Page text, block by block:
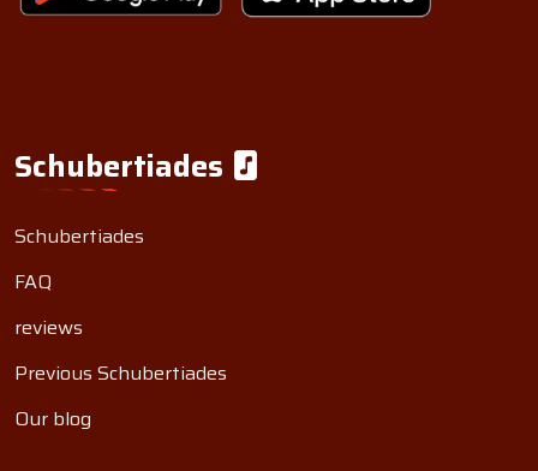
Schubertiades
Schubertiades
FAQ
reviews
Previous Schubertiades
Our blog